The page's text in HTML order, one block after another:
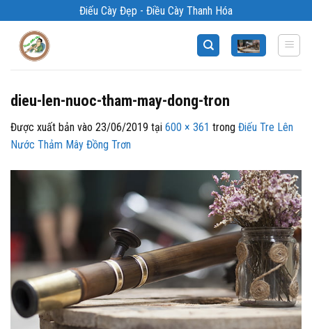
qua
Điếu Cày Đẹp - Điều Cày Thanh Hóa
dieu-len-nuoc-tham-may-dong-tron
Được xuất bản vào 23/06/2019 tại 600 × 361 trong Điếu Tre Lên
Nước Thảm Mây Đồng Trơn